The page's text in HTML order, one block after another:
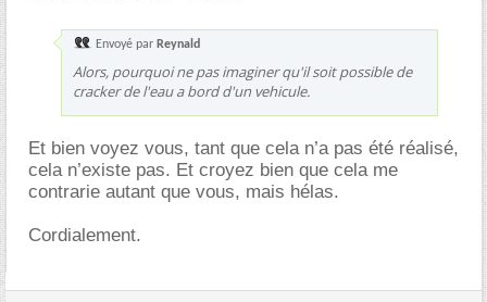
Envoyé par Reynald
Alors, pourquoi ne pas imaginer qu'il soit possible de
cracker de l'eau a bord d'un vehicule.
Et bien voyez vous, tant que cela n’a pas été réalisé,
cela n’existe pas. Et croyez bien que cela me
contrarie autant que vous, mais hélas.
Cordialement.